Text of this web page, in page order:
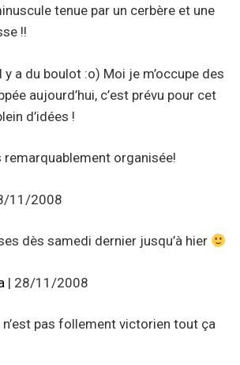
tenue par un cerbère et une
!!
y a du boulot :o) Moi je m’occupe des
aujourd’hui, c’est prévu pour cet
d’idées !
remarquablement organisée!
11/2008
dès samedi dernier jusqu’à hier
| 28/11/2008
n’est pas follement victorien tout ça